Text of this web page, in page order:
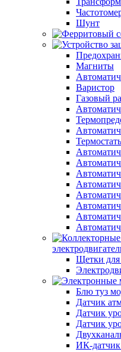
Шунт
Магниты
Варистор
Газовый
Щетки для
Блю туз
Датчик
Датчик
Датчик
ИК-